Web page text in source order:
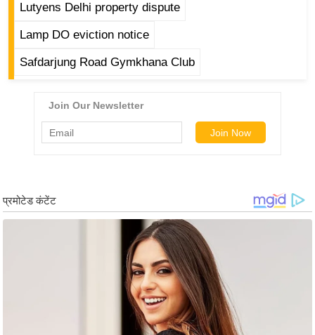
n
g
e
इ
ल
Lutyens Delhi property dispute
Lamp DO eviction notice
Safdarjung Road Gymkhana Club